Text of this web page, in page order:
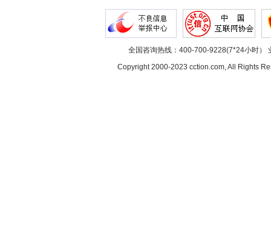
全国咨询热线：400-700-9228(7*24小时）
Copyright 2000-2023 cction.com, All Rights